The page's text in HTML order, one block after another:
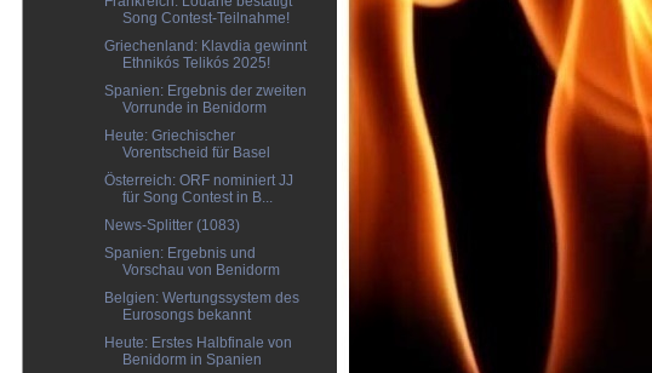
Song Contest-Teilnahme!
Griechenland: Klavdia gewinnt
Ethnikós Telikós 2025!
Spanien: Ergebnis der zweiten
Vorrunde in Benidorm
Heute: Griechischer
Vorentscheid für Basel
Österreich: ORF nominiert JJ
für Song Contest in B...
News-Splitter (1083)
Spanien: Ergebnis und
Vorschau von Benidorm
Belgien: Wertungssystem des
Eurosongs bekannt
Heute: Erstes Halbfinale von
Benidorm in Spanien